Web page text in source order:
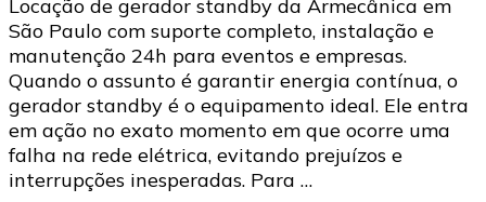
Locação de gerador standby da Armecânica em
São Paulo com suporte completo, instalação e
manutenção 24h para eventos e empresas.
Quando o assunto é garantir energia contínua, o
gerador standby é o equipamento ideal. Ele entra
em ação no exato momento em que ocorre uma
falha na rede elétrica, evitando prejuízos e
interrupções inesperadas. Para …